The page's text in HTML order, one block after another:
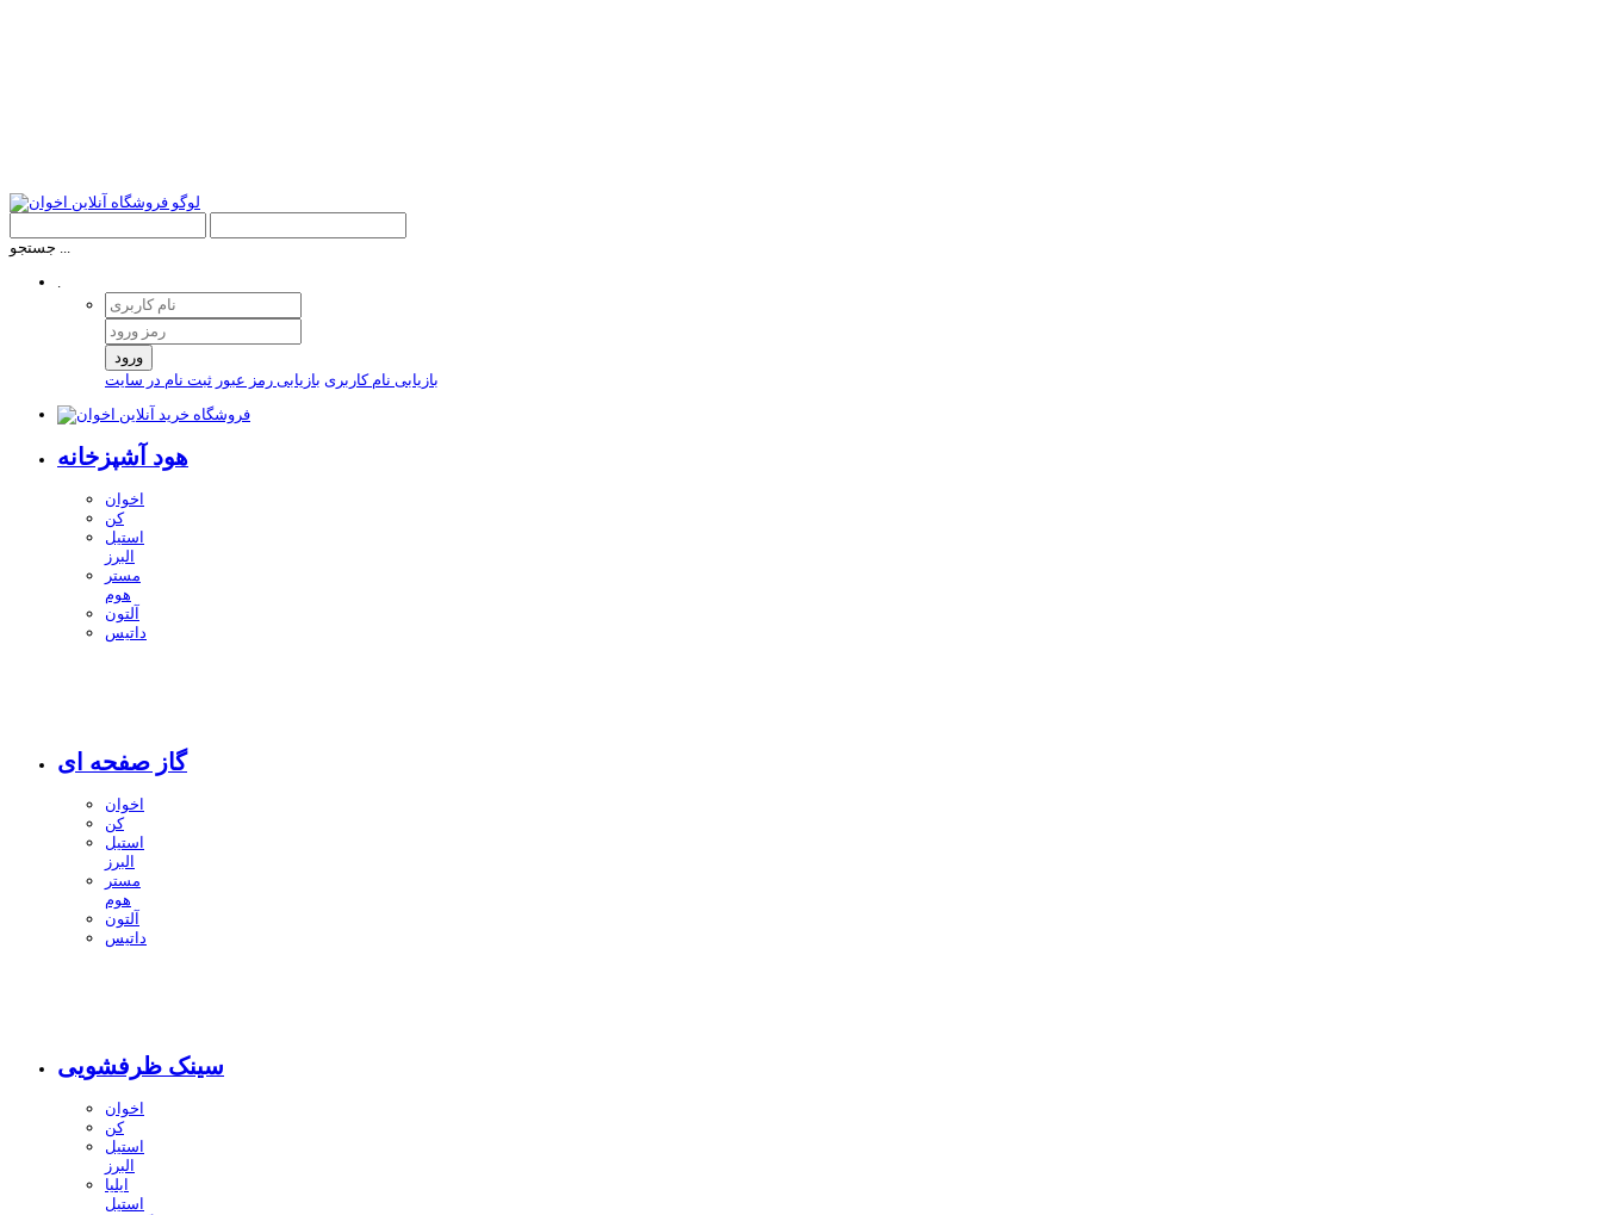
جستجو ...
.
ورود
بازیابی نام کاربری بازیابی رمز عبور ثبت نام در سایت
هود آشپزخانه
اخوان
کن
استیل
البرز
مستر
هوم
آلتون
داتیس
گاز صفحه ای
اخوان
کن
استیل
البرز
مستر
هوم
آلتون
داتیس
سینک ظرفشویی
اخوان
کن
استیل
البرز
ایلیا
استیل